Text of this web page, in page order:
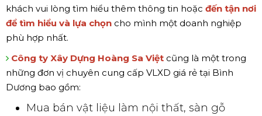
khách vui lòng tìm hiểu thêm thông tin hoặc đến tận nơi
để tìm hiểu và lựa chọn cho mình một doanh nghiệp
phù hợp nhất.
Công ty Xây Dựng Hoàng Sa Việt cũng là một trong
những đơn vị chuyên cung cấp VLXD giá rẻ tại Bình
Dương bao gồm:
Mua bán vật liệu làm nội thất, sàn gỗ